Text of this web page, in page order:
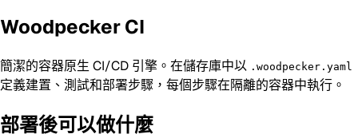
Woodpecker CI
簡潔的容器原生 CI/CD 引擎。在儲存庫中以 .woodpecker.yaml
定義建置、測試和部署步驟，每個步驟在隔離的容器中執行。
部署後可以做什麼